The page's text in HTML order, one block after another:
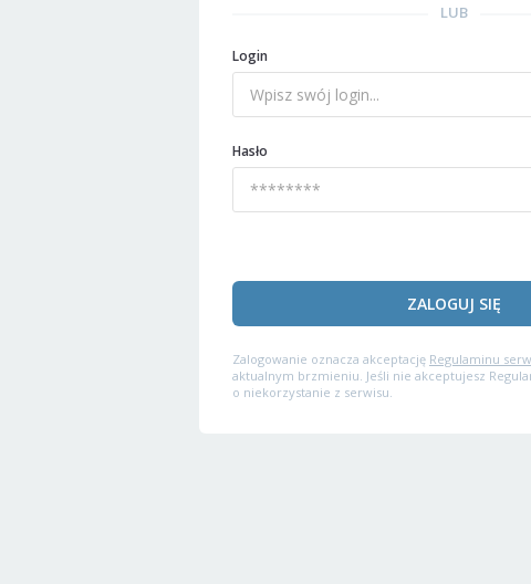
LUB
Login
Hasło
ZALOGUJ SIĘ
Zalogowanie oznacza akceptację Regulaminu
aktualnym brzmieniu. Jeśli nie akceptujesz
o niekorzystanie z serwisu.